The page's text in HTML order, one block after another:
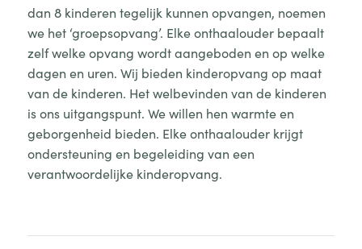
dan 8 kinderen tegelijk kunnen opvangen, noemen
we het ‘groepsopvang’. Elke onthaalouder bepaalt
zelf welke opvang wordt aangeboden en op welke
dagen en uren. Wij bieden kinderopvang op maat
van de kinderen. Het welbevinden van de kinderen
is ons uitgangspunt. We willen hen warmte en
geborgenheid bieden. Elke onthaalouder krijgt
ondersteuning en begeleiding van een
verantwoordelijke kinderopvang.